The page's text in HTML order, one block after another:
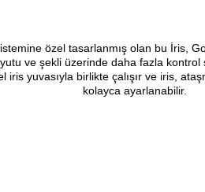
özel tasarlanmış olan bu İris,
ve şekli üzerinde daha fazla kontrol
iris yuvasıyla birlikte çalışır ve iris,
kolayca ayarlanabilir.